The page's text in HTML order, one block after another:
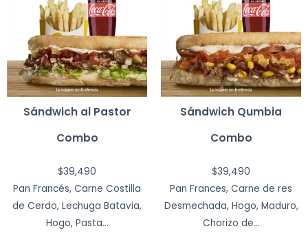
Sándwich al Pastor
Combo
$39,490
Pan Francés, Carne Costilla
de Cerdo, Lechuga Batavia,
Hogo, Pasta...
Sándwich Qumbia
Combo
$39,490
Pan Frances, Carne de res
Desmechada, Hogo, Maduro,
Chorizo de...